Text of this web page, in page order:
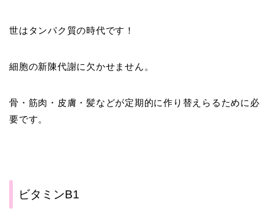
世はタンパク質の時代です！
細胞の新陳代謝に欠かせません。
骨・筋肉・皮膚・髪などが定期的に作り替えらるために必
要です。
ビタミンB1